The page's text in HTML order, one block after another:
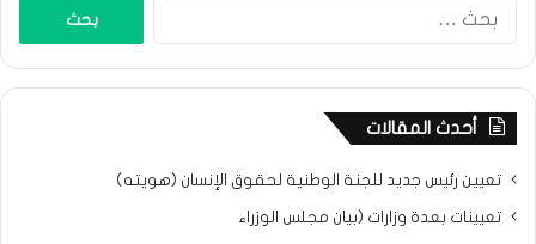
أحدث المقالات
تعيين رئيس جديد للجنة الوطنية لحقوق الإنسان (هويته)
تعيينات بعدة وزارات (بيان مجلس الوزراء